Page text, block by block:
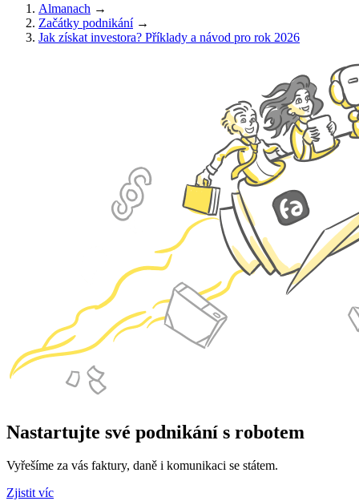
Almanach →
Začátky podnikání →
Jak získat investora? Příklady a návod pro rok 2026
Nastartujte své podnikání s robotem
Vyřešíme za vás faktury, daně i komunikaci se státem.
Zjistit víc